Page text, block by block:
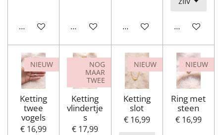
Houd mij op de hoogteIn winkelwagenIn winkelwagenIn
NIEUW
Ketting
twee
vogels
€ 16,99
NOG
MAAR
TWEE
Ketting
vlindertje
s
€ 17,99
NIEUW
Ketting
slot
€ 16,99
NIEUW
Ring met
steen
€ 16,99